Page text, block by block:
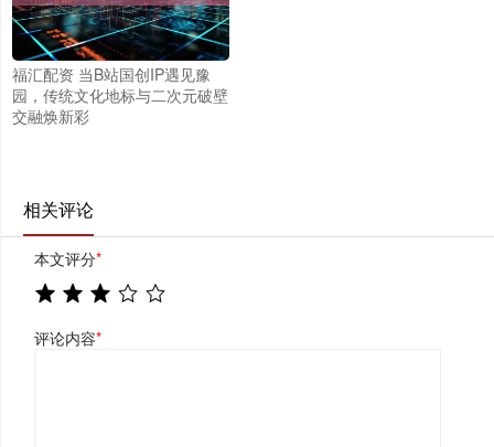
福汇配资 当B站国创IP遇见豫
园，传统文化地标与二次元破壁
交融焕新彩
相关评论
本文评分*
评论内容*